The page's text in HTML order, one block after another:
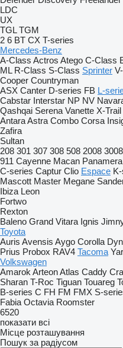
LDC
UX
TGL TGM
2 6 BT CX T-series
Mercedes-Benz
A-Class Actros Atego C-Class
ML R-Class S-Class Sprinter
Cooper Countryman
ASX Canter D-series FB L-
Cabstar Interstar NP NV
Qashqai Serena Vanette X-Trail
AntaraAstra Combo Corsa
Zafira
Sultan
208 301 307 308 508 2008 3008
911 Cayenne Macan Panamera
C-series Captur Clio Espace
Mascott Master Megane
Ibiza Leon
Fortwo
Rexton
Baleno Grand Vitara Ignis
Toyota
Auris Avensis Aygo Corolla
Prius Probox RAV4 Tacoma
Volkswagen
Amarok ArteonAtlas Caddy
Sharan T-Roc Tiguan Touareg
B-series C FH FM FMX S-
Fabia Octavia Roomster
6520
показати всі
Місце розташування
Пошук за радіусом